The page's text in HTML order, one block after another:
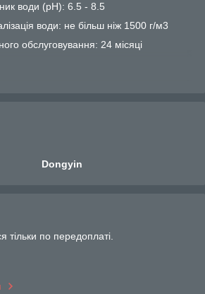
води (рН): 6.5 - 8.5
води: не більш ніж 1500 г/м3
обслуговування: 24 місяці
Dongyin
тільки по передоплаті.